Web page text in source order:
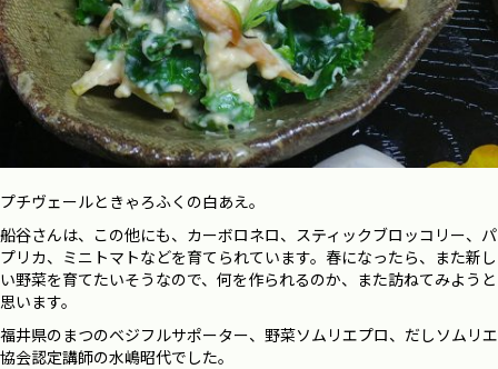
プチヴェールときゃろふくの白あえ。
船谷さんは、この他にも、カーボロネロ、スティックブロッコリー、パ
プリカ、ミニトマトなどを育てられています。春になったら、また新し
い野菜を育てたいそうなので、何を作られるのか、また訪ねてみようと
思います。
福井県のまつのベジフルサポーター、野菜ソムリエプロ、だしソムリエ
協会認定講師の水嶋昭代でした。